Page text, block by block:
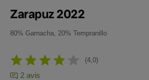
Zarapuz 2022
80% Garnacha, 20% Tempranillo
4,0
2 avis